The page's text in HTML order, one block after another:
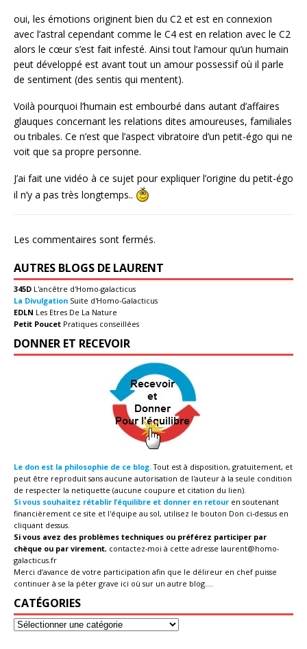
oui, les émotions originent bien du C2 et est en connexion
avec l’astral cependant comme le C4 est en relation avec le C2
alors le cœur s’est fait infesté. Ainsi tout l’amour qu’un humain
peut développé est avant tout un amour possessif où il parle
de sentiment (des sentis qui mentent).
Voilà pourquoi l’humain est embourbé dans autant d’affaires
glauques concernant les relations dites amoureuses, familiales
ou tribales. Ce n’est que l’aspect vibratoire d’un petit-égo qui ne
voit que sa propre personne.
J’ai fait une vidéo à ce sujet pour expliquer l’origine du petit-égo
il n’y a pas très longtemps..
Les commentaires sont fermés.
AUTRES BLOGS DE LAURENT
345D L'ancêtre d'Homo-galacticus
La Divulgation Suite d'Homo-Galacticus
EDLN Les Etres De La Nature
Petit Poucet Pratiques conseillées
DONNER ET RECEVOIR
Le don est la philosophie de ce blog. Tout est à disposition, gratuitement, et
peut être reproduit sans aucune autorisation de l'auteur à la seule condition
de respecter la netiquette (aucune coupure et citation du lien).
Si vous souhaitez rétablir l’équilibre et donner en retour en soutenant
financièrement ce site et l'équipe au sol, utilisez le bouton Don ci-dessus en
cliquant dessus.
Si vous avez des problèmes techniques ou préférez participer par
chèque ou par virement, contactez-moi à cette adresse laurent@homo-
galacticus.fr
Merci d’avance de votre participation afin que le délireur en chef puisse
continuer à se la péter grave ici où sur un autre blog....
CATÉGORIES